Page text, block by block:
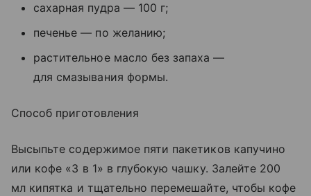
сахарная пудра — 100 г;
печенье — по желанию;
растительное масло без запаха —
для смазывания формы.
Способ приготовления
Высыпьте содержимое пяти пакетиков капучино
или кофе «3 в 1» в глубокую чашку. Залейте 200
мл кипятка и тщательно перемешайте, чтобы кофе